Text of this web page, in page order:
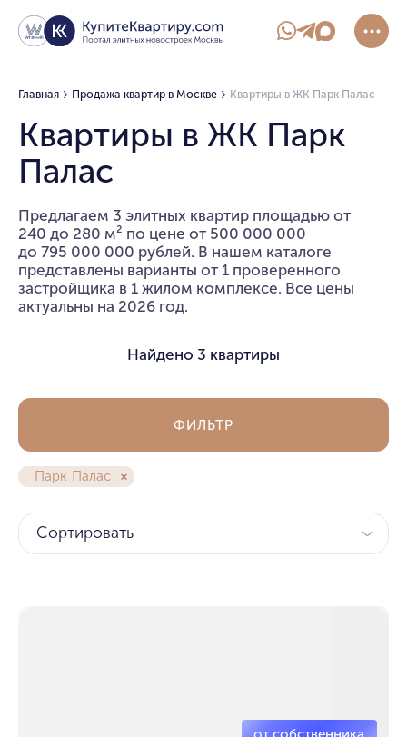
Главная Продажа квартир в Москве Квартиры в ЖК Парк Палас
Квартиры в ЖК Парк
Палас
Предлагаем 3 элитных квартир площадью от
240 до 280 м² по цене от 500 000 000
до 795 000 000 рублей. В нашем каталоге
представлены варианты от 1 проверенного
застройщика в 1 жилом комплексе. Все цены
актуальны на 2026 год.
Найдено 3 квартиры
Парк Палас
ФИЛЬТР
Сортировать